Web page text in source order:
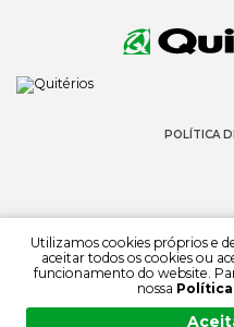
POLÍTICA
© 2022
TODOS OS
Utilizamos cookies próprios e
aceitar todos os cookies ou
funcionamento do website.
nossa